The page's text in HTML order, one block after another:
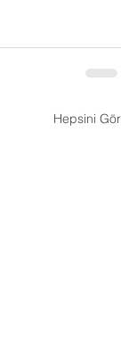
Hepsini Gör